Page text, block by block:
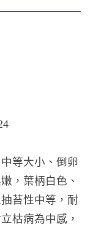
等大小、倒卵
，葉柄白色、
苔性中等，耐
枯病為中感，